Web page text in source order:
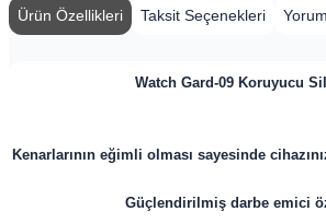
Ürün Özellikleri Taksit Seçenekleri
Watch Gard-09 Koruyucu
​Kenarlarının eğimli olması sayesinde
Güçlendirilmiş darbe emici